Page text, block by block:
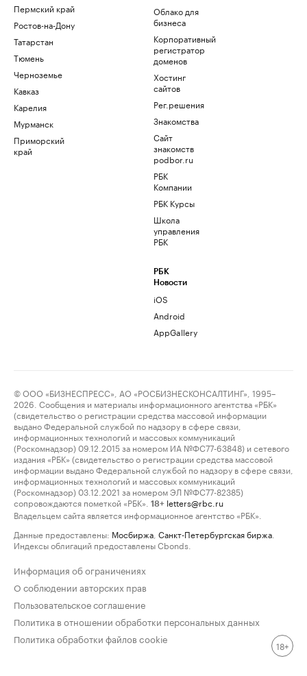
Пермский край
Ростов-на-Дону
Татарстан
Тюмень
Черноземье
Кавказ
Карелия
Мурманск
Приморский
край
Облако для
бизнеса
Корпоративный
регистратор
доменов
Хостинг
сайтов
Рег.решения
Знакомства
Сайт
знакомств
podbor.ru
РБК
Компании
РБК Курсы
Школа
управления
РБК
РБК
Новости
iOS
Android
AppGallery
© ООО «БИЗНЕСПРЕСС», АО «РОСБИЗНЕСКОНСАЛТИНГ», 1995–
2026. Сообщения и материалы информационного агентства «РБК»
(свидетельство о регистрации средства массовой информации
выдано Федеральной службой по надзору в сфере связи,
информационных технологий и массовых коммуникаций
(Роскомнадзор) 09.12.2015 за номером ИА №ФС77-63848) и сетевого
издания «РБК» (свидетельство о регистрации средства массовой
информации выдано Федеральной службой по надзору в сфере связи,
информационных технологий и массовых коммуникаций
(Роскомнадзор) 03.12.2021 за номером ЭЛ №ФС77-82385)
сопровождаются пометкой «РБК».
18+ letters@rbc.ru
Владельцем сайта является информационное агентство «РБК».
Данные предоставлены: Мосбиржа Санкт-Петербургская биржа
Индексы облигаций предоставлены Cbonds.
Информация об ограничениях
О соблюдении авторских прав
Пользовательское соглашение
Политика в отношении обработки персональных данных
Политика обработки файлов cookie
18+